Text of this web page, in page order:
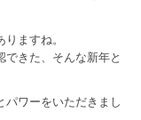
ますね。
できた、そんな新年と
パワーをいただきまし